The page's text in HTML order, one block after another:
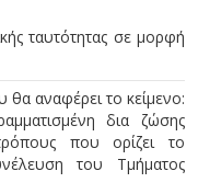
ταυτότητας σε μορφή
αναφέρει το κείμενο:
δια ζώσης
που ορίζει το
του Τμήματος